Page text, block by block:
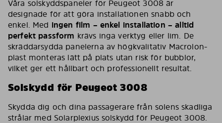
Våra solskyddspaneler för Peugeot 3008 är
designade för att göra installationen snabb och
enkel. Med ingen film – enkel installation – alltid
perfekt passform krävs inga verktyg eller lim. De
skräddarsydda panelerna av högkvalitativ Macrolon-
plast monteras lätt på plats utan risk för bubblor,
vilket ger ett hållbart och professionellt resultat.
Solskydd för Peugeot 3008
Skydda dig och dina passagerare från solens skadliga
strålar med Solarplexius solskydd för Peugeot 3008.